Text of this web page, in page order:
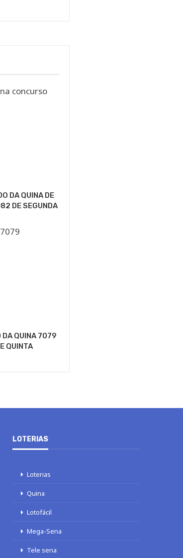
DA QUINA DE
DE SEGUNDA
DA QUINA 7079
QUINTA
LOTERIAS
Loterias
Quina
Lotofácil
Mega-Sena
Tele sena